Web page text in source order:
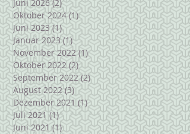
Juni 2026 (2)2 Beiträge
Oktober 2024 (1)1 Beitrag
Juni 2023 (1)1 Beitrag
Januar 2023 (1)1 Beitrag
November 2022 (1)1 Beitrag
Oktober 2022 (2)2 Beiträge
September 2022 (2)2 Beiträge
August 2022 (3)3 Beiträge
Dezember 2021 (1)1 Beitrag
Juli 2021 (1)1 Beitrag
Juni 2021 (1)1 Beitrag